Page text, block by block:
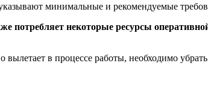
минимальные и рекомендуемые
потребляет некоторые ресурсы
в процессе работы, необходимо